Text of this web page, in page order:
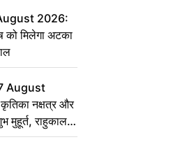
2026:
को मिलेगा अटका
August
नक्षत्र और
मुहूर्त, राहुकाल